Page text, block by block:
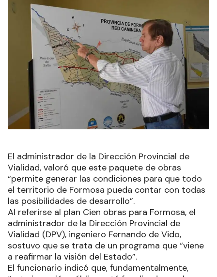
El administrador de la Dirección Provincial de
Vialidad, valoró que este paquete de obras
“permite generar las condiciones para que todo
el territorio de Formosa pueda contar con todas
las posibilidades de desarrollo”.
Al referirse al plan Cien obras para Formosa, el
administrador de la Dirección Provincial de
Vialidad (DPV), ingeniero Fernando de Vido,
sostuvo que se trata de un programa que “viene
a reafirmar la visión del Estado”.
El funcionario indicó que, fundamentalmente,